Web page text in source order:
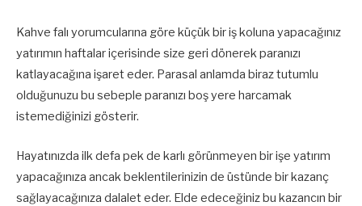
Kahve falı yorumcularına göre küçük bir iş koluna yapacağınız
yatırımın haftalar içerisinde size geri dönerek paranızı
katlayacağına işaret eder. Parasal anlamda biraz tutumlu
olduğunuzu bu sebeple paranızı boş yere harcamak
istemediğinizi gösterir.
Hayatınızda ilk defa pek de karlı görünmeyen bir işe yatırım
yapacağınıza ancak beklentilerinizin de üstünde bir kazanç
sağlayacağınıza dalalet eder. Elde edeceğiniz bu kazancın bir